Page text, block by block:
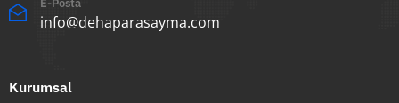
E-Posta
info@dehaparasayma.com
Kurumsal